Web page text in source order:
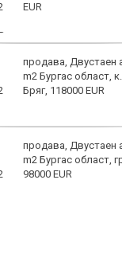
EUR
продава, Двустаен
m2 Бургас област,
Бряг, 118000 EUR
продава, Двустаен
m2 Бургас област,
98000 EUR